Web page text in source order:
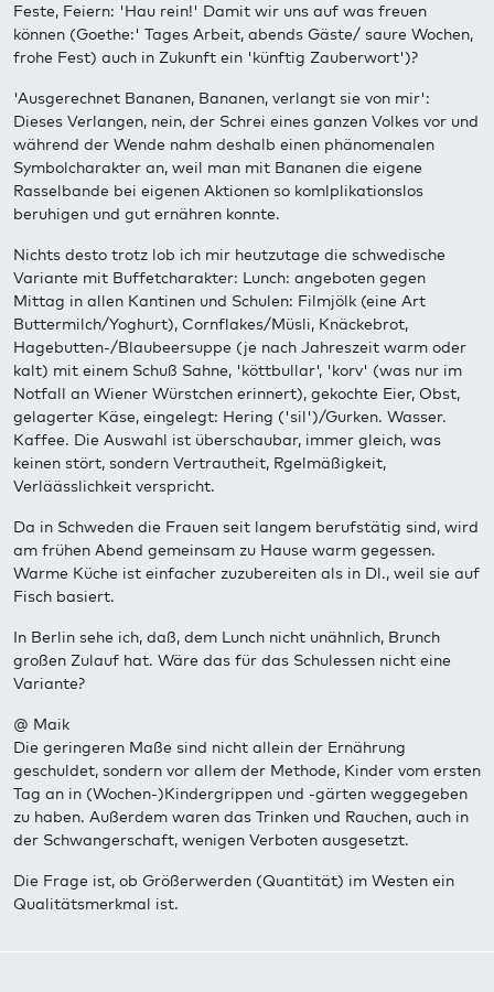
Feste, Feiern: 'Hau rein!' Damit wir uns auf was freuen
können (Goethe:' Tages Arbeit, abends Gäste/ saure Wochen,
frohe Fest) auch in Zukunft ein 'künftig Zauberwort')?
'Ausgerechnet Bananen, Bananen, verlangt sie von mir':
Dieses Verlangen, nein, der Schrei eines ganzen Volkes vor und
während der Wende nahm deshalb einen phänomenalen
Symbolcharakter an, weil man mit Bananen die eigene
Rasselbande bei eigenen Aktionen so komlplikationslos
beruhigen und gut ernähren konnte.
Nichts desto trotz lob ich mir heutzutage die schwedische
Variante mit Buffetcharakter: Lunch: angeboten gegen
Mittag in allen Kantinen und Schulen: Filmjölk (eine Art
Buttermilch/Yoghurt), Cornflakes/Müsli, Knäckebrot,
Hagebutten-/Blaubeersuppe (je nach Jahreszeit warm oder
kalt) mit einem Schuß Sahne, 'köttbullar', 'korv' (was nur im
Notfall an Wiener Würstchen erinnert), gekochte Eier, Obst,
gelagerter Käse, eingelegt: Hering ('sil')/Gurken. Wasser.
Kaffee. Die Auswahl ist überschaubar, immer gleich, was
keinen stört, sondern Vertrautheit, Rgelmäßigkeit,
Verläässlichkeit verspricht.
Da in Schweden die Frauen seit langem berufstätig sind, wird
am frühen Abend gemeinsam zu Hause warm gegessen.
Warme Küche ist einfacher zuzubereiten als in Dl., weil sie auf
Fisch basiert.
In Berlin sehe ich, daß, dem Lunch nicht unähnlich, Brunch
großen Zulauf hat. Wäre das für das Schulessen nicht eine
Variante?
@ Maik
Die geringeren Maße sind nicht allein der Ernährung
geschuldet, sondern vor allem der Methode, Kinder vom ersten
Tag an in (Wochen-)Kindergrippen und -gärten weggegeben
zu haben. Außerdem waren das Trinken und Rauchen, auch in
der Schwangerschaft, wenigen Verboten ausgesetzt.
Die Frage ist, ob Größerwerden (Quantität) im Westen ein
Qualitätsmerkmal ist.